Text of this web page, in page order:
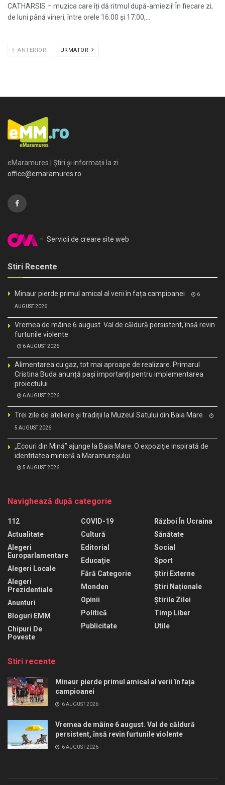
CATHARSIS – muzica care îți dă ritmul după-amiezii! În fiecare zi,
de luni până vineri, între orele 16:00 și 17:00,...
ANTERIOR URMATOR
eMaramures | Știri și informații la zi
office@emaramures.ro
– Servicii de creare site web
Stiri Recente
Minaur pierde primul amical al verii în fața campioanei 6
AUGUST 2026
Vremea de mâine 6 august. Val de căldură persistent, însă revin
furtunile violente
6 AUGUST 2026
Alimentarea cu gaz, tot mai aproape de realizare. Primarul
Cristina Buda anunță pași importanți pentru implementarea
proiectului
6 AUGUST 2026
Trei zile de ateliere și tradiții la Muzeul Satului din Baia Mare
5 AUGUST 2026
„Ecouri din Mină” ajunge la Baia Mare. O expoziție inspirată de
identitatea minieră a Maramureșului
5 AUGUST 2026
Navighează după categorie
112
Actualitate
Alegeri
Europarlamentare
Alegeri Locale
Alegeri
Prezidentiale
Anunturi
Bloguri EMM
Chipuri De
Poveste
COVID-19
Cultură
Editorial
Educaţie
Fără Categorie
Monden
Opinii
Politică
Publicitate
Război În Ucraina
Sănătate
Social
Sport
Știri Externe
Știri Naționale
Știrile Zilei
Timp Liber
Utile
Stiri recente
Minaur pierde primul amical al verii în fața
campioanei
6 AUGUST 2026
Vremea de mâine 6 august. Val de căldură
persistent, însă revin furtunile violente
6 AUGUST 2026